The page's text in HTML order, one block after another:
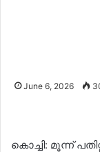
June 6, 2026
കൊച്ചി: മൂന്ന്​